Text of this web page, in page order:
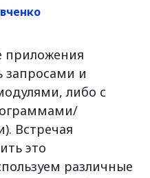
приложения
запросами и
либо с
Встречая
это
различные